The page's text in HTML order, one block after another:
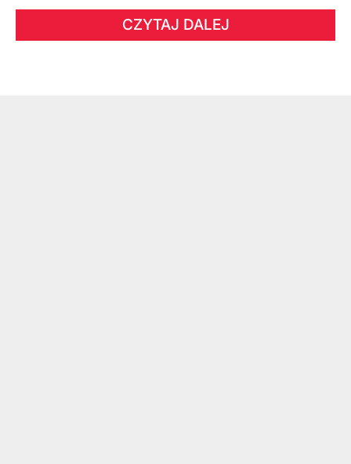
CZYTAJ DALEJ